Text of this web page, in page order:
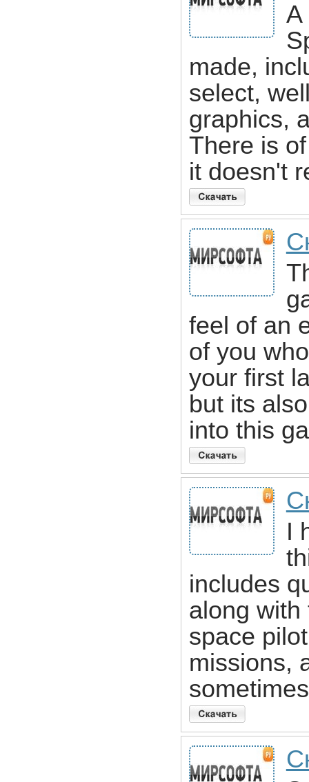
A
made,
select,
graphics,
There is
it doesn't
feel of an
of you
your first
but its
into this
I
includes
along with
space
missions,